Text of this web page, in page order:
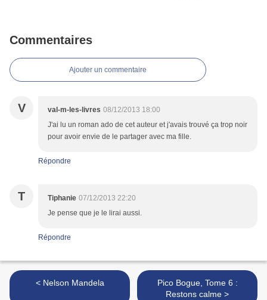
Commentaires
Ajouter un commentaire
V val-m-les-livres 08/12/2013 18:00
J'ai lu un roman ado de cet auteur et j'avais trouvé ça trop noir
pour avoir envie de le partager avec ma fille.
Répondre
T Tiphanie 07/12/2013 22:20
Je pense que je le lirai aussi.
Répondre
< Nelson Mandela
Pico Bogue, Tome 6 :
Restons calme >